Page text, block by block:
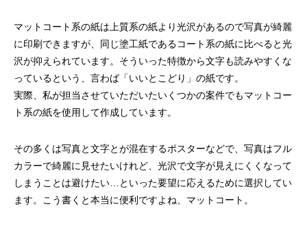
第4回 色の話をしますが何か…
2015.04.10
第3回 色上質紙の
2015.03.13
マットコート系の紙は上質系の紙より光沢があるので写真が綺麗
に印刷できますが、同じ塗工紙であるコート系の紙に比べると光
沢が抑えられています。そういった特徴から文字も読みやすくな
っているという、言わば「いいとこどり」の紙です。
実際、私が担当させていただいたいくつかの案件でもマットコー
ト系の紙を使用して作成しています。
その多くは写真と文字とが混在するポスターなどで、写真はフル
カラーで綺麗に見せたいけれど、光沢で文字が見えにくくなって
しまうことは避けたい…といった要望に応えるために選択してい
ます。こう書くと本当に便利ですよね、マットコート。